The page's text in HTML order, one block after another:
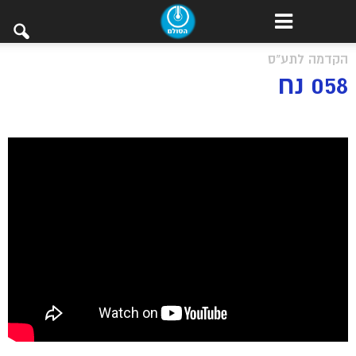
הקדמה לתע"ס
058 נח